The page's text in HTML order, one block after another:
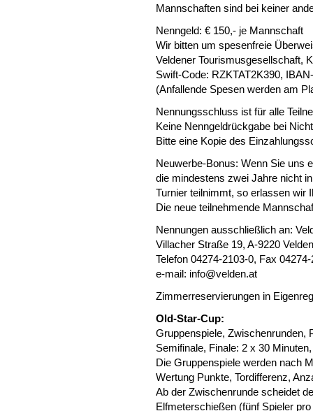
Mannschaften sind bei keiner
Nenngeld: € 150,- je Mannschaft
Wir bitten um spesenfreie
Veldener Tourismusgesellschaft,
Swift-Code: RZKTAT2K390,
(Anfallende Spesen werden am
Nennungsschluss ist für alle
Keine Nenngeldrückgabe bei
Bitte eine Kopie des
Neuwerbe-Bonus: Wenn Sie uns
die mindestens zwei Jahre nicht
Turnier teilnimmt, so erlassen wir
Die neue teilnehmende
Nennungen ausschließlich an:
Villacher Straße 19, A-9220
Telefon 04274-2103-0, Fax
e-mail: info@velden.at
Zimmerreservierungen in
Old-Star-Cup:
Gruppenspiele, Zwischenrunden,
Semifinale, Finale: 2 x 30
Die Gruppenspiele werden nach
Wertung Punkte, Tordifferenz,
Ab der Zwischenrunde scheidet
Elfmeterschießen (fünf Spieler